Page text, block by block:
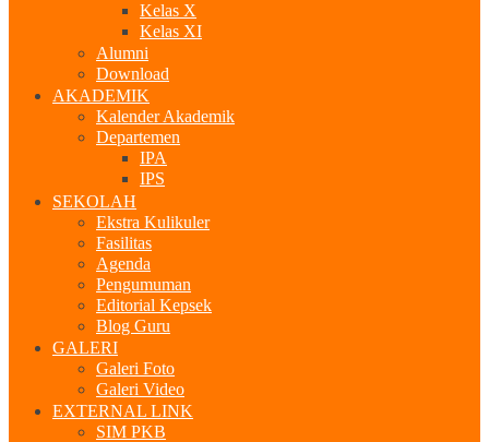
Kelas X
Kelas XI
Alumni
Download
AKADEMIK
Kalender Akademik
Departemen
IPA
IPS
SEKOLAH
Ekstra Kulikuler
Fasilitas
Agenda
Pengumuman
Editorial Kepsek
Blog Guru
GALERI
Galeri Foto
Galeri Video
EXTERNAL LINK
SIM PKB